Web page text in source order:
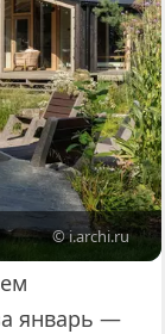
© i.archi.ru
январь —